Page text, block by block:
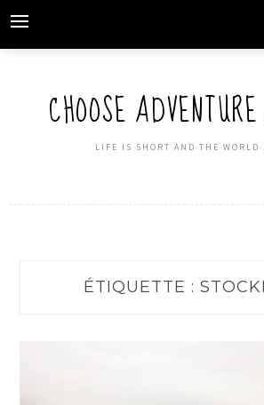
to
content
CHOOSE
LIFE IS SHORT AND THE WORLD
ÉTIQUETTE :